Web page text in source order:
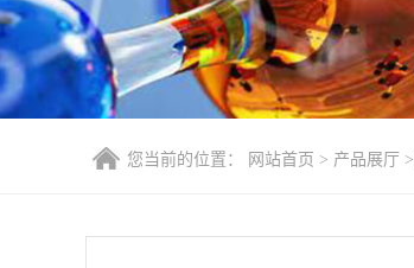
您当前的位置： 网站首页 > 产品展厅 >